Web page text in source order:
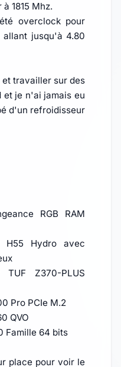
1815 Mhz.
overclock pour
jusqu'à 4.80
travailler sur des
et je n'ai jamais eu
d'un refroidisseur
RGB RAM
H55 Hydro avec
Z370-PLUS
Pro PCIe M.2
QVO
Famille 64 bits
place pour voir le